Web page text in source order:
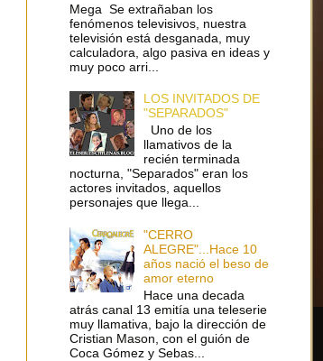
Mega Se extrañaban los
fenómenos televisivos, nuestra
televisión está desganada, muy
calculadora, algo pasiva en ideas y
muy poco arri...
LOS INVITADOS DE
"SEPARADOS"
Uno de los
llamativos de la
recién terminada
nocturna, "Separados" eran los
actores invitados, aquellos
personajes que llega...
"CERRO
ALEGRE"...Hace 10
años nació el beso de
amor eterno
Hace una decada
atrás canal 13 emitía una teleserie
muy llamativa, bajo la dirección de
Cristian Mason, con el guión de
Coca Gómez y Sebas...